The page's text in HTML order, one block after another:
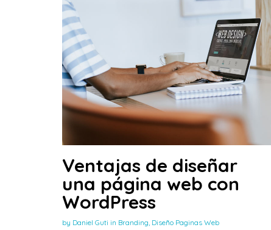
Ventajas de diseñar
una página web con
WordPress
by Daniel Guti in Branding, Diseño Paginas Web